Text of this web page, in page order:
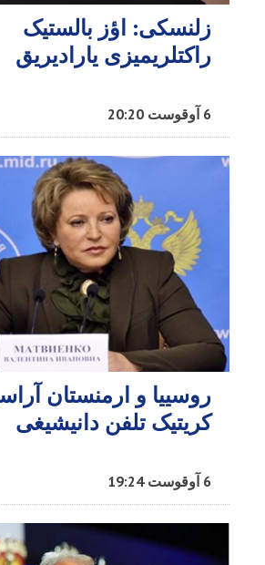
زلنسکی: اؤز بالستیک
راکتلریمیزی یارادیریق
6 آوقوست 20:20
روسییا و ارمنستان
کریتیک تلفن دانیشیغی
6 آوقوست 19:24